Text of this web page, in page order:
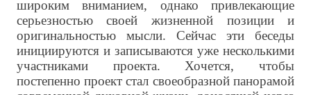
широким вниманием, однако привлекающие
серьезностью своей жизненной позиции и
оригинальностью мысли. Сейчас эти беседы
инициируются и записываются уже несколькими
участниками проекта. Хочется, чтобы
постепенно проект стал своеобразной панорамой